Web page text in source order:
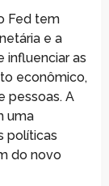
Fed tem
e a
influenciar as
econômico,
pessoas. A
uma
políticas
do novo